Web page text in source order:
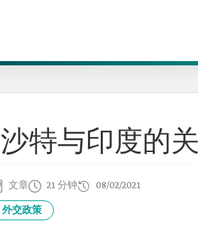
沙特与印度的
文章 21 分钟 08/02/2021
外交政策